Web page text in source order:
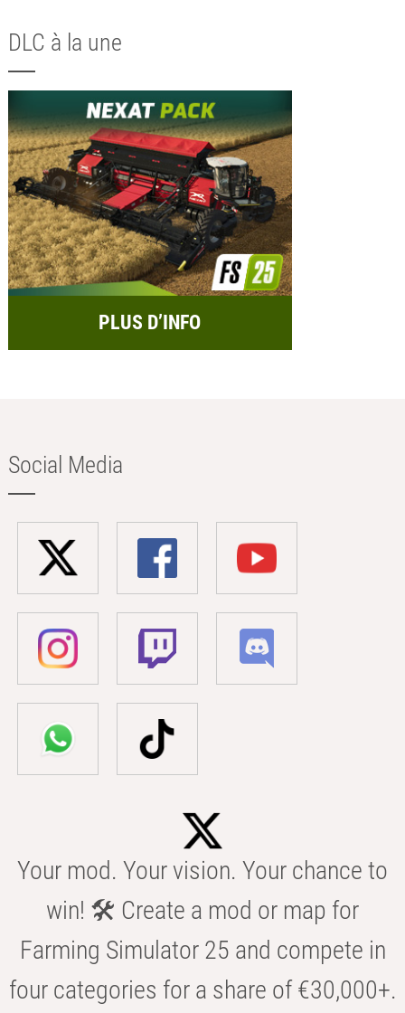
DLC à la une
PLUS D’INFO
Social Media
Your mod. Your vision. Your chance to
win! 🛠️ Create a mod or map for
Farming Simulator 25 and compete in
four categories for a share of €30,000+.